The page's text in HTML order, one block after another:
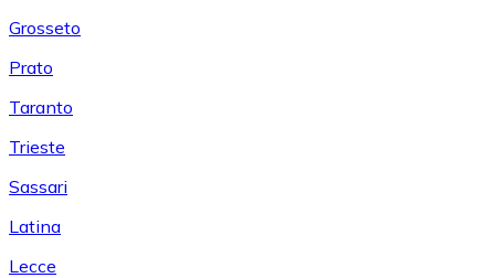
Grosseto
Prato
Taranto
Trieste
Sassari
Latina
Lecce